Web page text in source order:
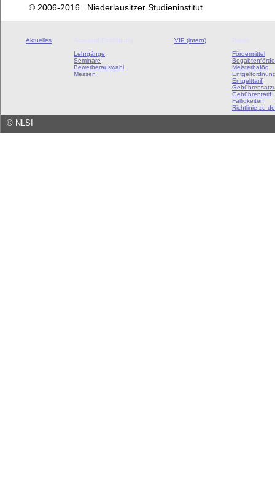
© 2006-2016 Niederlausitzer Studieninstitut
Aktuelles
Lehrgänge
Seminare
Bewerberauswahl
Messen
VIP (intern)
Fördermittel
Meisterbafög
Entgelttarif
Gebührentarif
Fälligkeiten
Richtlinie zu
© NLSI